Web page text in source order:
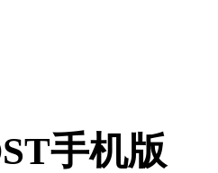
手机版